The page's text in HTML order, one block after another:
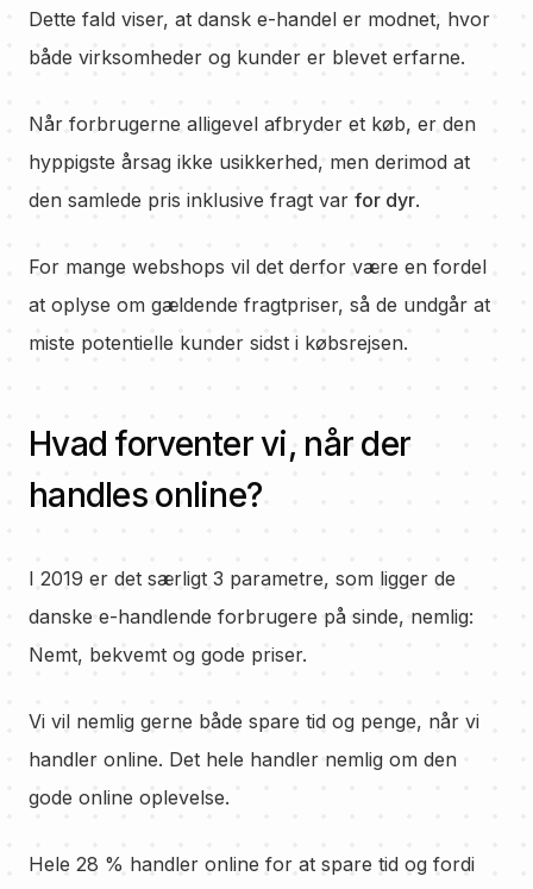
Dette fald viser, at dansk e-handel er modnet, hvor
både virksomheder og kunder er blevet erfarne.
Når forbrugerne alligevel afbryder et køb, er den
hyppigste årsag ikke usikkerhed, men derimod at
den samlede pris inklusive fragt var for dyr.
For mange webshops vil det derfor være en fordel
at oplyse om gældende fragtpriser, så de undgår at
miste potentielle kunder sidst i købsrejsen.
Hvad forventer vi, når der
handles online?
I 2019 er det særligt 3 parametre, som ligger de
danske e-handlende forbrugere på sinde, nemlig:
Nemt, bekvemt og gode priser.
Vi vil nemlig gerne både spare tid og penge, når vi
handler online. Det hele handler nemlig om den
gode online oplevelse.
Hele 28 % handler online for at spare tid og fordi